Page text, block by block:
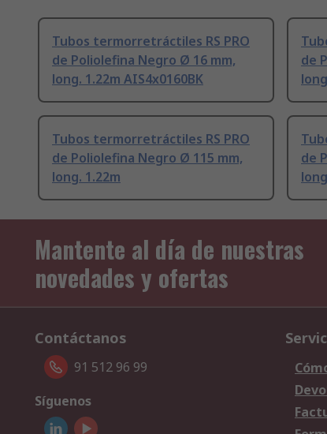
Tubos termorretráctiles RS PRO
de Poliolefina Negro Ø 16 mm,
long. 1.22m AIS4x0160BK
de
Tubos termorretráctiles RS PRO
de Poliolefina Negro Ø 115 mm,
long. 1.22m
de
Mantente al día de nuestras
novedades y ofertas
Contáctanos
91 512 96 99
Síguenos